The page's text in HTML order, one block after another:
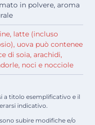
in polvere, aroma
latte (incluso
uova può contenee
di soia, arachidi,
noci e nocciole
a titolo esemplificativo e il
indicativo.
subire modifiche e/o